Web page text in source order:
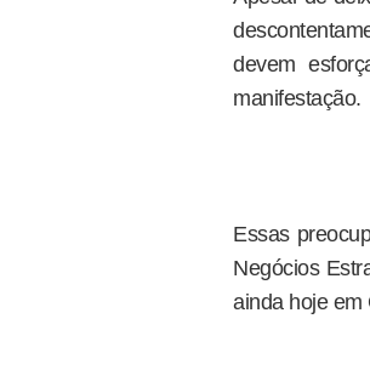
devem
manifestação.
Essas
Negócios
ainda hoje em